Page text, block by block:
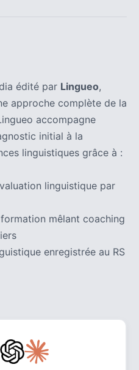
édité par Lingueo,
approche complète de la
accompagne
initial à la
linguistiques grâce à :
linguistique par
mêlant coaching
enregistrée au RS